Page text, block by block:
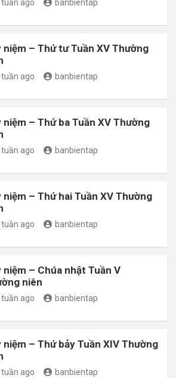
tuần ago banbientap
niệm – Thứ tư Tuần XV Thường
tuần ago banbientap
niệm – Thứ ba Tuần XV Thường
tuần ago banbientap
niệm – Thứ hai Tuần XV Thường
tuần ago banbientap
niệm – Chúa nhật Tuần V
niên
tuần ago banbientap
niệm – Thứ bảy Tuần XIV Thường
tuần ago banbientap